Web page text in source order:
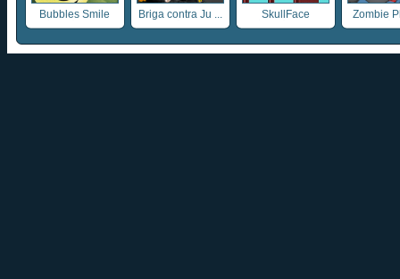
Bubbles Smile Briga contra Ju ... SkullFace Zombie